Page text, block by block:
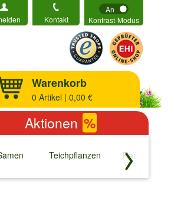
Kontakt
An
Kontrast-Modus
Warenkorb
0 Artikel | 0,00 €
Aktionen %
Teichpflanzen
↓
Raritäten
↓